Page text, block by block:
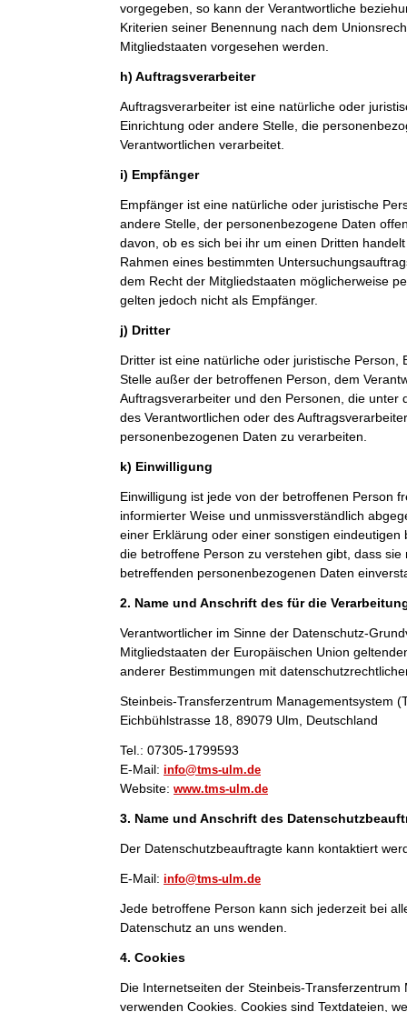
vorgegeben, so kann der Verantwortliche
Kriterien seiner Benennung nach dem
Mitgliedstaaten vorgesehen werden.
h) Auftragsverarbeiter
Auftragsverarbeiter ist eine natürliche oder
Einrichtung oder andere Stelle, die
Verantwortlichen verarbeitet.
i) Empfänger
Empfänger ist eine natürliche oder juristische
andere Stelle, der personenbezogene Daten
davon, ob es sich bei ihr um einen Dritten
Rahmen eines bestimmten
dem Recht der Mitgliedstaaten möglicherweise
gelten jedoch nicht als Empfänger.
j) Dritter
Dritter ist eine natürliche oder juristische Person,
Stelle außer der betroffenen Person, dem
Auftragsverarbeiter und den Personen, die unter
des Verantwortlichen oder des
personenbezogenen Daten zu verarbeiten.
k) Einwilligung
Einwilligung ist jede von der betroffenen Person
informierter Weise und unmissverständlich
einer Erklärung oder einer sonstigen
die betroffene Person zu verstehen gibt, dass
betreffenden personenbezogenen Daten
2. Name und Anschrift des für die
Verantwortlicher im Sinne der Datenschutz-
Mitgliedstaaten der Europäischen Union
anderer Bestimmungen mit
Steinbeis-Transferzentrum Managementsystem
Eichbühlstrasse 18, 89079 Ulm, Deutschland
Tel.: 07305-1799593
E-Mail: info@tms-ulm.de
Website: www.tms-ulm.de
3. Name und Anschrift des
Der Datenschutzbeauftragte kann kontaktiert
E-Mail: info@tms-ulm.de
Jede betroffene Person kann sich jederzeit bei
Datenschutz an uns wenden.
4. Cookies
Die Internetseiten der Steinbeis-
verwenden Cookies. Cookies sind Textdateien,